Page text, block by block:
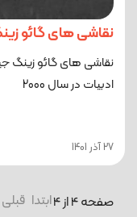
نقاشی های گائو
نقاشی های گائو زینگ
ادبیات در سال 2000
27 آذر 1401
صفحه 4 از 4 ابتدا قبلی